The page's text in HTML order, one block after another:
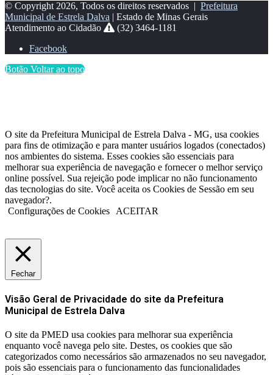
© Copyright 2026, Todos os direitos reservados | Prefeitura
Municipal de Estrela Dalva | Estado de Minas Gerais
Atendimento ao Cidadão
(32) 3464-1181
Facebook
Botão Voltar ao topo
O site da Prefeitura Municipal de Estrela Dalva - MG, usa cookies
para fins de otimização e para manter usuários logados (conectados)
nos ambientes do sistema. Esses cookies são essenciais para
melhorar sua experiência de navegação e fornecer o melhor serviço
online possível. Sua rejeição pode implicar no não funcionamento
das tecnologias do site. Você aceita os Cookies de Sessão em seu
navegador?.
Configurações de Cookies
ACEITAR
Fechar
Visão Geral de Privacidade do site da Prefeitura
Municipal de Estrela Dalva
O site da PMED usa cookies para melhorar sua experiência
enquanto você navega pelo site. Destes, os cookies que são
categorizados como necessários são armazenados no seu navegador,
pois são essenciais para o funcionamento das funcionalidades